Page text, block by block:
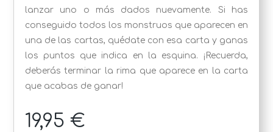
lanzar uno o más dados nuevamente. Si has
conseguido todos los monstruos que aparecen en
una de las cartas, quédate con esa carta y ganas
los puntos que indica en la esquina. ¡Recuerda,
deberás terminar la rima que aparece en la carta
que acabas de ganar!
19,95 €